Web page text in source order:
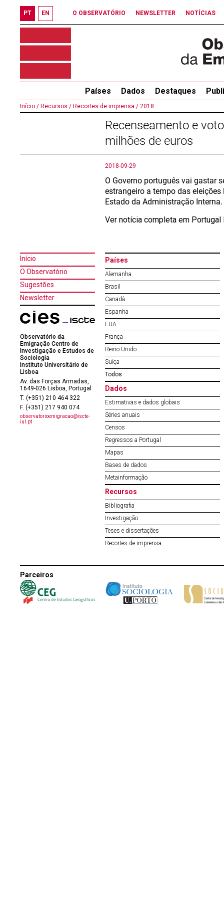
PT EN O OBSERVATÓRIO NEWSLETTER NOTÍCIAS
Países Dados Destaques
Início / Recursos / Recortes de imprensa / 2018
Recenseamento e
milhões de euros
2018-09-29
O Governo português vai gastar
estrangeiro a tempo das
Estado da Administração Interna.
Ver notícia completa em
Início
O Observatório
Sugestões
Newsletter
Observatório da
Emigração Centro de
Investigação e Estudos de
Sociologia
Instituto Universitário de
Lisboa
Av. das Forças Armadas,
1649-026 Lisboa, Portugal
T. (+351) 210 464 322
F. (+351) 217 940 074
observatorioemigracao@iscte-
iul.pt
Países
Alemanha
Brasil
Canadá
Espanha
EUA
França
Reino Unido
Suíça
Todos
Dados
Estimativas e dados globais
Séries anuais
Censos
Regressos a Portugal
Mapas
Bases de dados
Metainformação
Recursos
Bibliografia
Investigação
Teses e dissertações
Recortes de imprensa
Parceiros